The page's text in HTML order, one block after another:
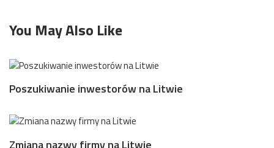
You May Also Like
Poszukiwanie inwestorów na Litwie
Zmiana nazwy firmy na Litwie